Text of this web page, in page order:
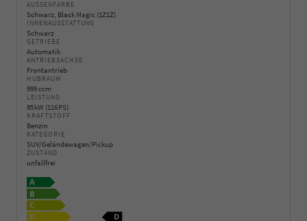
AUSSENFARBE
Schwarz, Black Magic (1Z1Z)
INNENAUSSTATTUNG
Schwarz
GETRIEBE
Automatik
ANTRIEBSACHSE
Frontantrieb
HUBRAUM
999 ccm
LEISTUNG
85 kW (116 PS)
KRAFTSTOFF
Benzin
KATEGORIE
SUV/Geländewagen/Pickup
ZUSTAND
unfallfrei